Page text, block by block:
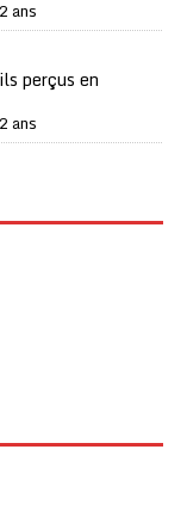
ans
perçus en
ans